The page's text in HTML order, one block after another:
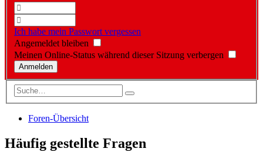
Ich habe mein Passwort vergessen
Angemeldet bleiben
Meinen Online-Status während dieser Sitzung verbergen
Foren-Übersicht
Häufig gestellte Fragen